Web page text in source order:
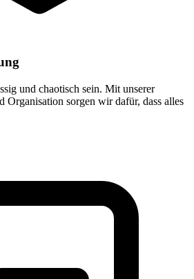
und chaotisch sein. Mit unserer
Organisation sorgen wir dafür, dass alles